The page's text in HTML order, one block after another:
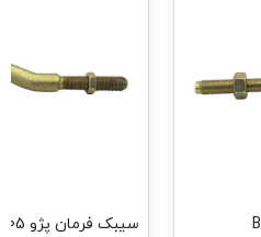
سیبک فرمان پژو 405 راست B.mco